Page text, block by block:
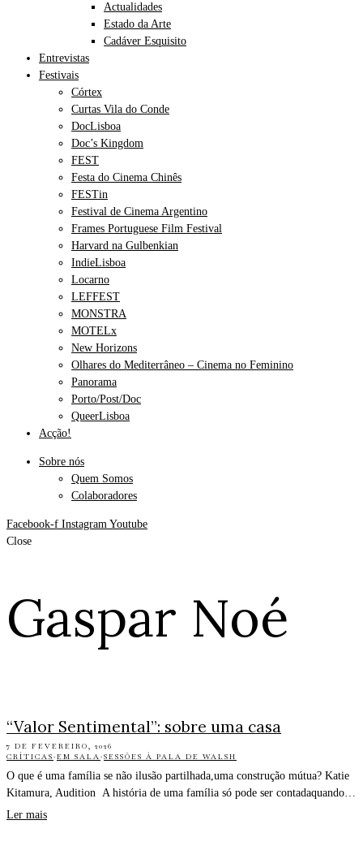
Actualidades
Estado da Arte
Cadáver Esquisito
Entrevistas
Festivais
Córtex
Curtas Vila do Conde
DocLisboa
Doc’s Kingdom
FEST
Festa do Cinema Chinês
FESTin
Festival de Cinema Argentino
Frames Portuguese Film Festival
Harvard na Gulbenkian
IndieLisboa
Locarno
LEFFEST
MONSTRA
MOTELx
New Horizons
Olhares do Mediterrâneo – Cinema no Feminino
Panorama
Porto/Post/Doc
QueerLisboa
Acção!
Sobre nós
Quem Somos
Colaboradores
Facebook-f Instagram Youtube
Close
Gaspar Noé
“Valor Sentimental”: sobre uma casa
7 DE FEVEREIRO, 2026
CRÍTICAS·EM SALA·SESSÕES À PALA DE WALSH
O que é uma família se não ilusão partilhada,uma construção mútua? Katie
Kitamura, Audition A história de uma família só pode ser contadaquando…
Ler mais